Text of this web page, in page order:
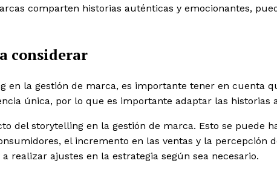
comparten historias auténticas y emocionantes,
considerar
la gestión de marca, es importante tener en cuenta
única, por lo que es importante adaptar las historias
del storytelling en la gestión de marca. Esto se puede
el incremento en las ventas y la
realizar ajustes en la estrategia según sea necesario.